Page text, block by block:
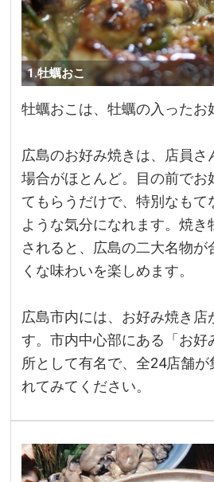
1.牡蠣おこ
牡蠣おこは、牡蠣の入ったお
広島のお好み焼きは、店員さ
場合がほとんど。目の前でお
てもらうだけで、特別なもて
ような気分になれます。焼き
されると、広島の二大名物が
くな味わいを楽しめます。
広島市内には、お好み焼き店
す。市内中心部にある「お好
所として有名で、全24店舗
れてみてください。